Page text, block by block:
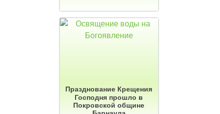
Празднование Крещения
Господня прошло в
Покровской общине